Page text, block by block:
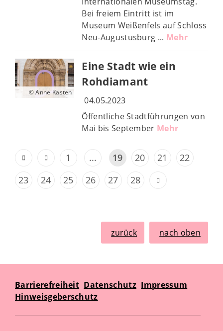
Bei freiem Eintritt ist im
Museum Weißenfels auf Schloss
Neu-Augustusburg ... Mehr
© Anne Kasten
Eine Stadt wie ein
Rohdiamant
04.05.2023
Öffentliche Stadtführungen von
Mai bis September Mehr
1 ... 19 20 21
22
23
24 25 26 27 28
zurück nach oben
Barrierefreiheit Datenschutz Impressum
Hinweisgeberschutz